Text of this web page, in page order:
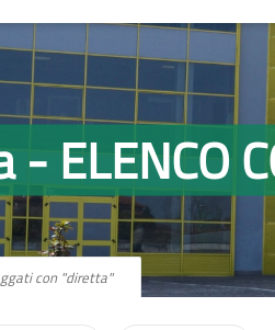
ELENCO
con "diretta"